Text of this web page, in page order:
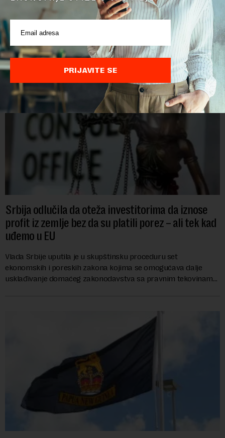
POVEZANI SADRŽAJI
Srbija odlučila da oteža investitorima da iznose
profit iz zemlje bez da su platili porez – ali tek kad
uđemo u EU
Vlada Srbije uputila je u skupštinsku proceduru set
ekonomskih i poreskih zakona kojima se omogućava dalje
usklađivanje domaćeg zakonodavstva sa pravnim tekovinama
PRIJAVITE SE